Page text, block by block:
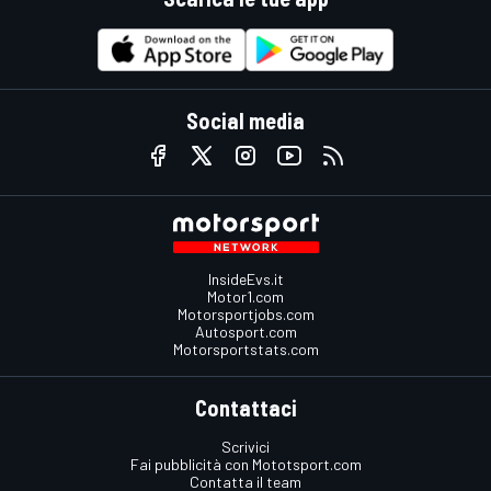
Social media
InsideEvs.it
Motor1.com
Motorsportjobs.com
Autosport.com
Motorsportstats.com
Contattaci
Scrivici
Fai pubblicità con Mototsport.com
Contatta il team